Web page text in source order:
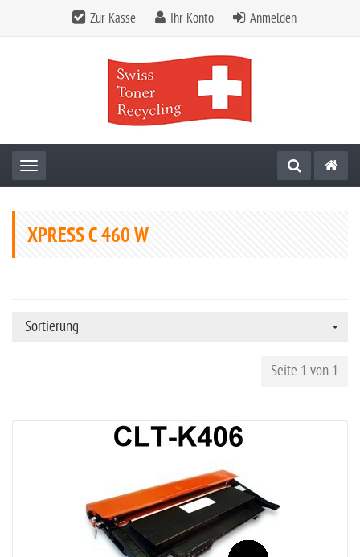
Zur Kasse Ihr Konto Anmelden
Toggle navigation
XPRESS C 460 W
Sortierung
Seite 1 von 1